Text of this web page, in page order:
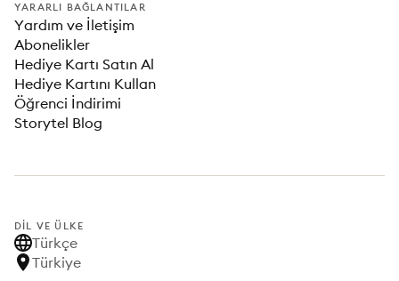
YARARLI BAĞLANTILAR
Yardım ve İletişim
Abonelikler
Hediye Kartı Satın Al
Hediye Kartını Kullan
Öğrenci İndirimi
Storytel Blog
DIL VE ÜLKE
Türkçe
Türkiye